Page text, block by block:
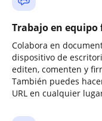
Trabajo en
Colabora en
dispositivo de
editen, comenten y
También puedes
URL en cualquier